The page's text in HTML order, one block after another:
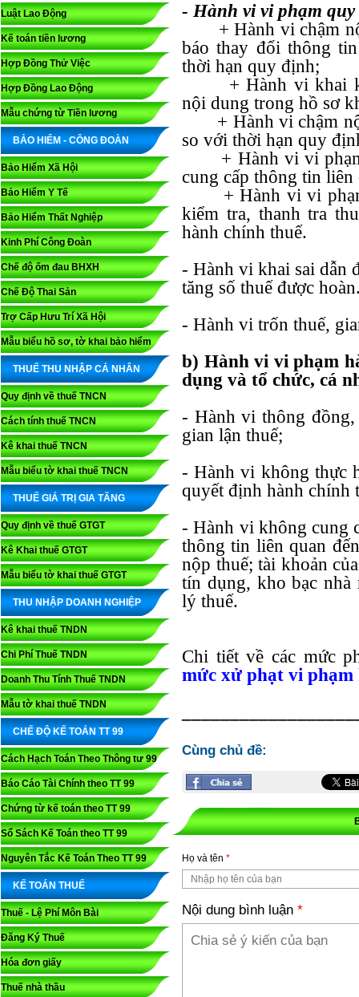
Luật Lao Động
Kế toán tiền lương
Hợp Đồng Thử Việc
Hợp Đồng Lao Động
Mẫu chứng từ Tiền lương
BẢO HIỂM - CÔNG ĐOÀN
Bảo Hiểm Xã Hội
Bảo Hiểm Y Tế
Bảo Hiểm Thất Nghiệp
Kinh Phí Công Đoàn
Chế độ ốm đau BHXH
Chế Độ Thai Sản
Trợ Cấp Hưu Trí Xã Hội
Mẫu biểu hồ sơ, tờ khai bảo hiểm
THUẾ THU NHẬP CÁ NHÂN
Quy định về thuế TNCN
Cách tính thuế TNCN
Kê khai thuế TNCN
Mẫu biểu tờ khai thuế TNCN
THUẾ GIÁ TRỊ GIA TĂNG
Quy định về thuế GTGT
Kê Khai thuế GTGT
Mẫu biểu tờ khai thuế GTGT
THU NHẬP DOANH NGHIỆP
Kê khai thuế TNDN
Chi Phí Thuế TNDN
Doanh Thu Tính Thuế TNDN
Mẫu tờ khai thuế TNDN
CHẾ ĐỘ KẾ TOÁN TT 99
Cách Hạch Toán Theo Thông tư 99
Báo Cáo Tài Chính theo TT 99
Chứng từ kế toán theo TT 99
Sổ Sách Kế Toán theo TT 99
Nguyên Tắc Kế Toán Theo TT 99
KẾ TOÁN THUẾ
Thuế - Lệ Phí Môn Bài
Đăng Ký Thuế
Hóa đơn giấy
Thuế nhà thầu
- Hành vi vi phạm
+ Hành vi chậm
báo thay đổi thông
thời hạn quy định;
+ Hành vi khai
nội dung trong hồ sơ
+ Hành vi chậm
so với thời hạn quy
+ Hành vi vi phạm
cung cấp thông tin
+ Hành vi vi phạm
kiểm tra, thanh tra
hành chính thuế.
- Hành vi khai sai dẫn
tăng số thuế được
- Hành vi trốn thuế,
b) Hành vi vi phạm
dụng và tổ chức, cá
- Hành vi thông
gian lận thuế;
- Hành vi không thực
quyết định hành chính
- Hành vi không cung
thông tin liên quan
nộp thuế; tài khoản
tín dụng, kho bạc nhà
lý thuế.
Chi tiết về các mức
mức xử phạt vi phạm
Cùng chủ đề:
Họ và tên *
Nội dung bình luận *